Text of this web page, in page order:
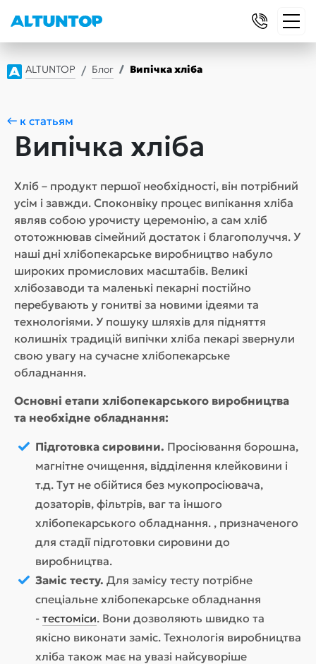
ALTUNTOP Блог Випічка хліба
← к статьям
Випічка хліба
Хліб – продукт першої необхідності, він потрібний
усім і завжди. Споконвіку процес випікання хліба
являв собою урочисту церемонію, а сам хліб
ототожнював сімейний достаток і благополуччя. У
наші дні хлібопекарське виробництво набуло
широких промислових масштабів. Великі
хлібозаводи та маленькі пекарні постійно
перебувають у гонитві за новими ідеями та
технологіями. У пошуку шляхів для підняття
колишніх традицій випічки хліба пекарі звернули
свою увагу на сучасне хлібопекарське
обладнання.
Основні етапи хлібопекарського виробництва
та необхідне обладнання:
Підготовка сировини. Просіювання борошна,
магнітне очищення, відділення клейковини і
т.д. Тут не обійтися без мукопросіювача,
дозаторів, фільтрів, ваг та іншого
хлібопекарського обладнання. , призначеного
для стадії підготовки сировини до
виробництва.
Заміс тесту. Для замісу тесту потрібне
спеціальне хлібопекарське обладнання
- тестоміси. Вони дозволяють швидко та
якісно виконати заміс. Технологія виробництва
хліба також має на увазі найсуворіше